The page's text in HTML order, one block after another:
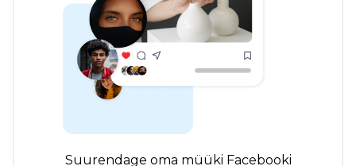
Suurendage oma müüki Facebooki